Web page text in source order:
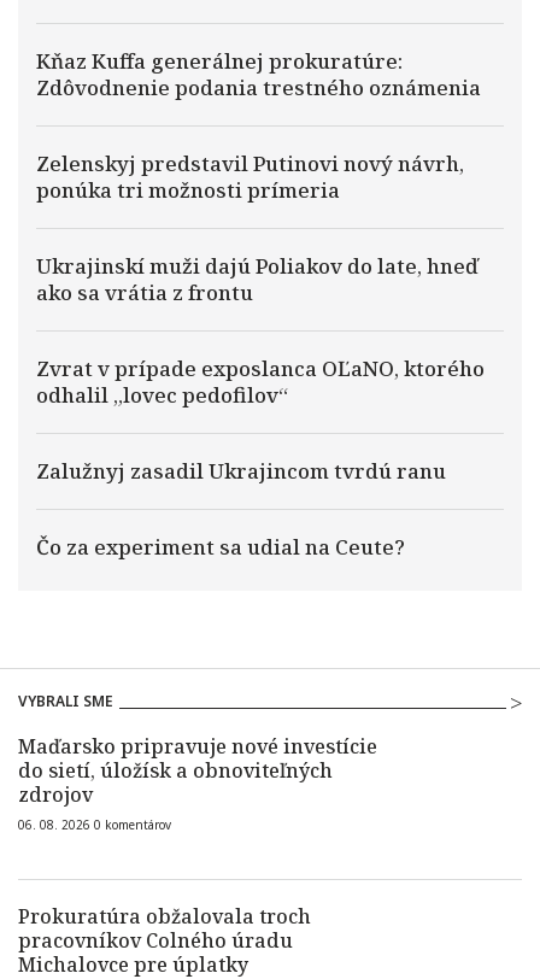
Kňaz Kuffa generálnej prokuratúre:
Zdôvodnenie podania trestného oznámenia
Zelenskyj predstavil Putinovi nový návrh,
ponúka tri možnosti prímeria
Ukrajinskí muži dajú Poliakov do late, hneď
ako sa vrátia z frontu
Zvrat v prípade exposlanca OĽaNO, ktorého
odhalil „lovec pedofilov“
Zalužnyj zasadil Ukrajincom tvrdú ranu
Čo za experiment sa udial na Ceute?
VYBRALI SME
Maďarsko pripravuje nové investície
do sietí, úložísk a obnoviteľných
zdrojov
06. 08. 2026 0 komentárov
Prokuratúra obžalovala troch
pracovníkov Colného úradu
Michalovce pre úplatky